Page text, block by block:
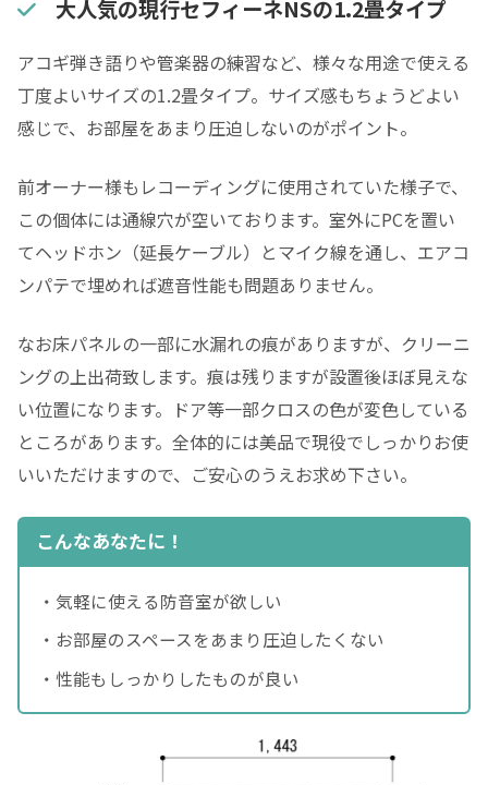
大人気の現行セフィーネNSの1.2畳タイプ
アコギ弾き語りや管楽器の練習など、様々な用途で使える
丁度よいサイズの1.2畳タイプ。サイズ感もちょうどよい
感じで、お部屋をあまり圧迫しないのがポイント。
前オーナー様もレコーディングに使用されていた様子で、
この個体には通線穴が空いております。室外にPCを置い
てヘッドホン（延長ケーブル）とマイク線を通し、エアコ
ンパテで埋めれば遮音性能も問題ありません。
なお床パネルの一部に水漏れの痕がありますが、クリーニ
ングの上出荷致します。痕は残りますが設置後ほぼ見えな
い位置になります。ドア等一部クロスの色が変色している
ところがあります。全体的には美品で現役でしっかりお使
いいただけますので、ご安心のうえお求め下さい。
こんなあなたに！
・気軽に使える防音室が欲しい
・お部屋のスペースをあまり圧迫したくない
・性能もしっかりしたものが良い